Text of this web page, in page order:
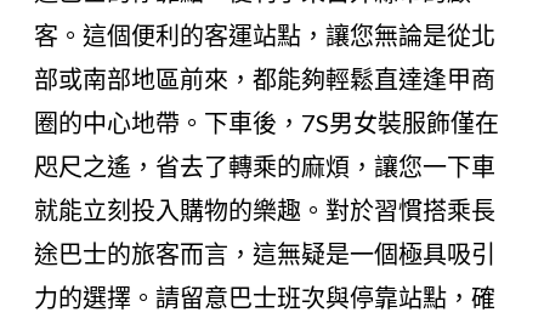
客。這個便利的客運站點，讓您無論是從北
部或南部地區前來，都能夠輕鬆直達逢甲商
圈的中心地帶。下車後，7S男女裝服飾僅在
咫尺之遙，省去了轉乘的麻煩，讓您一下車
就能立刻投入購物的樂趣。對於習慣搭乘長
途巴士的旅客而言，這無疑是一個極具吸引
力的選擇。請留意巴士班次與停靠站點，確